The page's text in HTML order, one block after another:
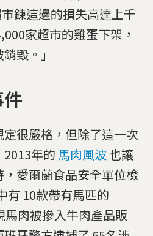
鍊這邊的損失高達上千
家超市的雞蛋下架，
毀。」
很嚴格，但除了這一次
年的 馬肉風波也讓
愛爾蘭食品安全單位檢
有 10款帶有馬匹的
馬肉被摻入牛肉產品販